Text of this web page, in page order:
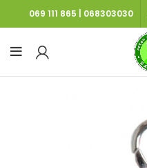
069 111 865 068303030